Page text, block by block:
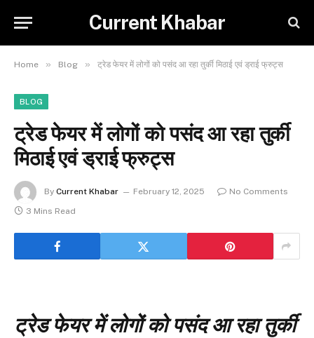
Current Khabar
Home » Blog » ट्रेड फेयर में लोगों को पसंद आ रहा तुर्की मिठाई एवं ड्राई फ्रुट्स
BLOG
ट्रेड फेयर में लोगों को पसंद आ रहा तुर्की
मिठाई एवं ड्राई फ्रुट्स
By Current Khabar February 12, 2025
No Comments
3 Mins Read
ट्रेड फेयर में लोगों को पसंद आ रहा तुर्की